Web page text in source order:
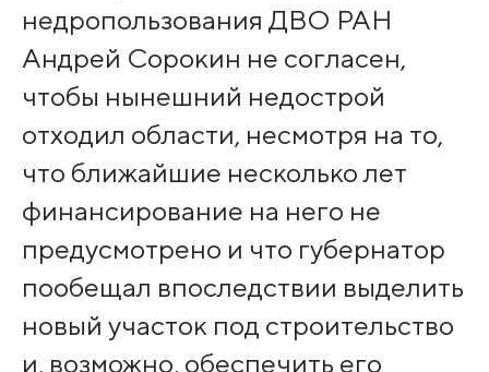
недропользования ДВО РАН
Андрей Сорокин не согласен,
чтобы нынешний недострой
отходил области, несмотря на то,
что ближайшие несколько лет
финансирование на него не
предусмотрено и что губернатор
пообещал впоследствии выделить
новый участок под строительство
и, возможно, обеспечить его